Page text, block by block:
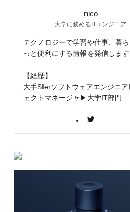
nico
大学に務めるITエンジニア
テクノロジーで学習や仕事、暮
っと便利にする情報を発信します
【経歴】
大手SIerソフトウェアエンジニ
ェクトマネージャ▶大学IT部門